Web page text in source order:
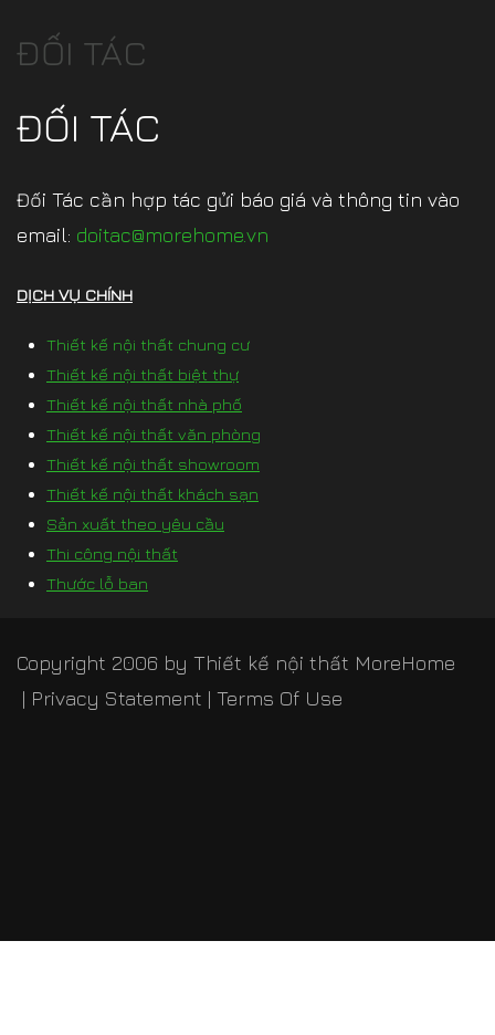
ĐỐI TÁC
ĐỐI TÁC
Đối Tác cần hợp tác gửi báo giá và thông tin vào
email: doitac@morehome.vn
DỊCH VỤ CHÍNH
Thiết kế nội thất chung cư
Thiết kế nội thất biệt thự
Thiết kế nội thất nhà phố
Thiết kế nội thất văn phòng
Thiết kế nội thất showroom
Thiết kế nội thất khách sạn
Sản xuất theo yêu cầu
Thi công nội thất
Thước lỗ ban
Copyright 2006 by Thiết kế nội thất MoreHome
| Privacy Statement | Terms Of Use